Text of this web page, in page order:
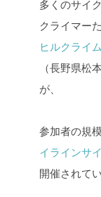
多くのサイ
クライマー
ヒルクライム
（長野県松
が、
参加者の規
イラインサ
開催されて